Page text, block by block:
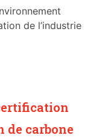
de l’industrie
de carbone